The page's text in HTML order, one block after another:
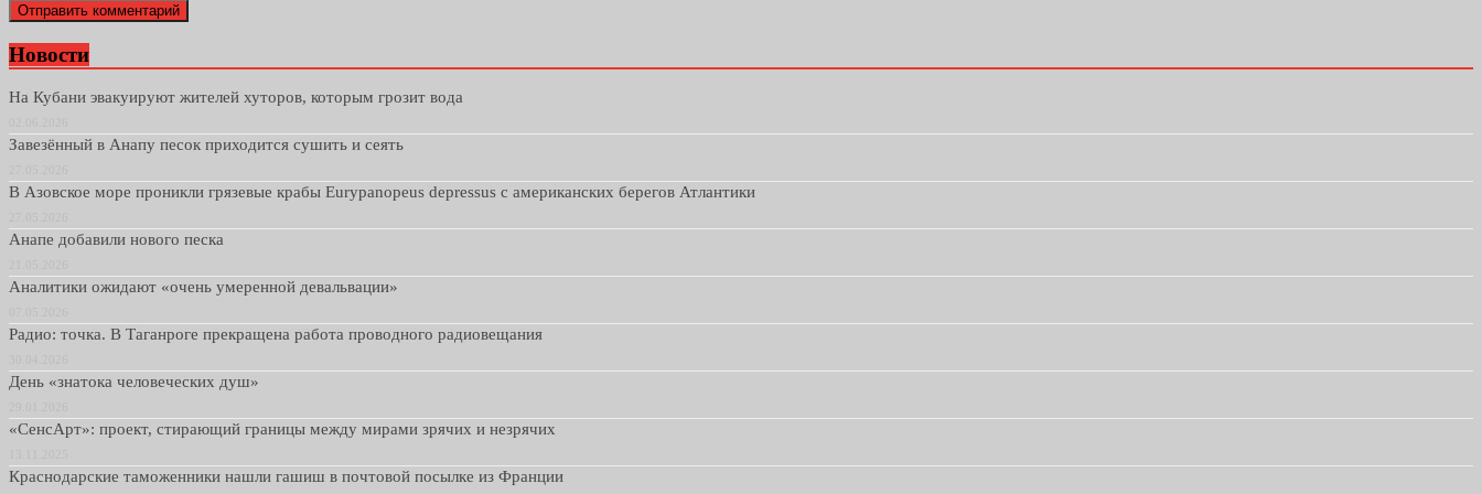
Новости
На Кубани эвакуируют жителей хуторов, которым грозит вода
Завезённый в Анапу песок приходится сушить и сеять
В Азовское море проникли грязевые крабы Eurypanopeus depressus с американских берегов Атлантики
Анапе добавили нового песка
Аналитики ожидают «очень умеренной девальвации»
Радио: точка. В Таганроге прекращена работа проводного радиовещания
День «знатока человеческих душ»
«СенсАрт»: проект, стирающий границы между мирами зрячих и незрячих
Краснодарские таможенники нашли гашиш в почтовой посылке из Франции